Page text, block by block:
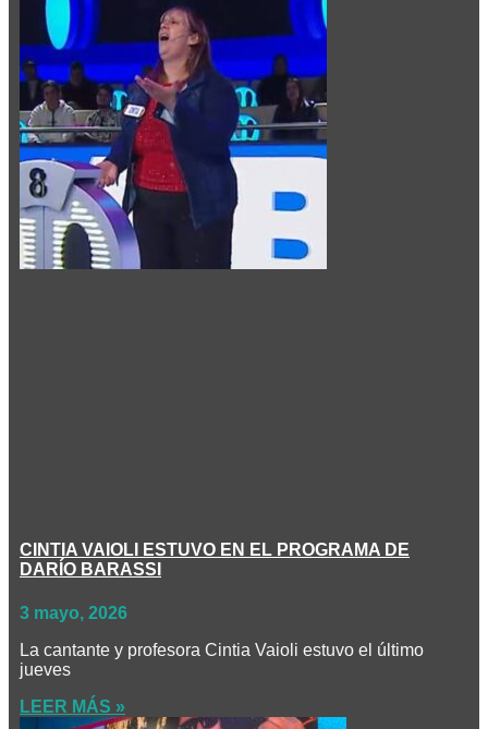
CINTIA VAIOLI ESTUVO EN EL PROGRAMA DE
DARÍO BARASSI
3 mayo, 2026
La cantante y profesora Cintia Vaioli estuvo el último
jueves
LEER MÁS »